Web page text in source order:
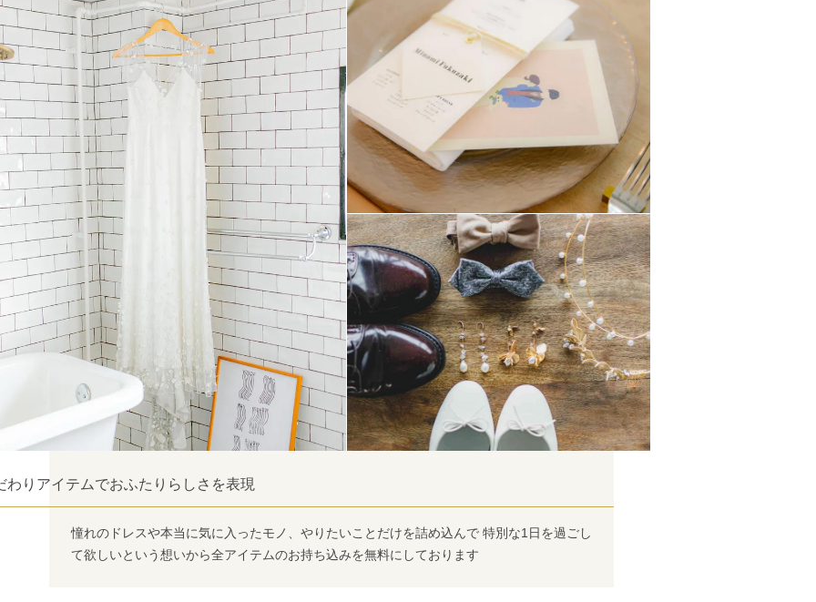
わりアイテムでおふたりらしさを表現
憧れのドレスや本当に気に入ったモノ、やりたいことだけを詰め込んで 特別な1日を過ごし
て欲しいという想いから全アイテムのお持ち込みを無料にしております